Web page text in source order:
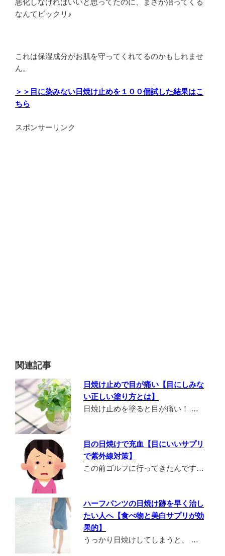
なんてビックリ♪
これは保湿成分がお肌を守ってくれてるのかもしれませ
ん。
＞＞目に染みない日焼け止めを１００個試した結果はこ
ちら
スポンサーリンク
関連記事
日焼け止めで目が痛い【目にしみな
い正しい塗り方とは】
日焼け止めを塗ると目が痛い！ …
目の日焼けで充血【目にいいサプリ
で紫外線対策】
この前ゴルフに行ってきたんです…
ハーフパンツの日焼け跡を早く治し
たい人へ【食べ物と美白サプリが効
果的】
うっかり日焼けしてしまうと、 …